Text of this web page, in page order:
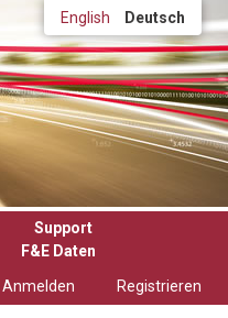
English Deutsch
Support
F&E Daten
Anmelden
Registrieren